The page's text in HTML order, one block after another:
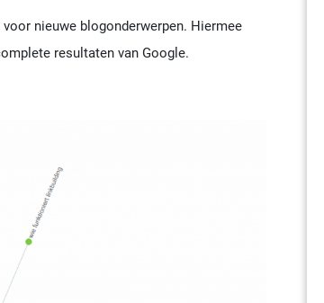
nieuwe blogonderwerpen. Hiermee
resultaten van Google.